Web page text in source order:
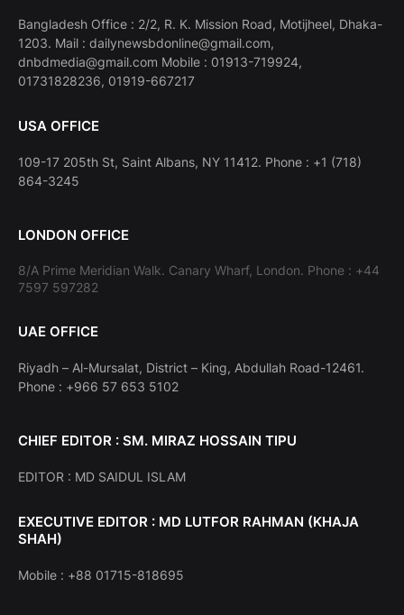
Bangladesh Office : 2/2, R. K. Mission Road, Motijheel, Dhaka-
1203. Mail : dailynewsbdonline@gmail.com,
dnbdmedia@gmail.com Mobile : 01913-719924,
01731828236, 01919-667217
USA OFFICE
109-17 205th St, Saint Albans, NY 11412. Phone : +1 (718)
864-3245
LONDON OFFICE
8/A Prime Meridian Walk. Canary Wharf, London. Phone : +44
7597 597282
UAE OFFICE
Riyadh – Al-Mursalat, District – King, Abdullah Road-12461.
Phone : +966 57 653 5102
CHIEF EDITOR : SM. MIRAZ HOSSAIN TIPU
EDITOR : MD SAIDUL ISLAM
EXECUTIVE EDITOR : MD LUTFOR RAHMAN (KHAJA
SHAH)
Mobile : +88 01715-818695